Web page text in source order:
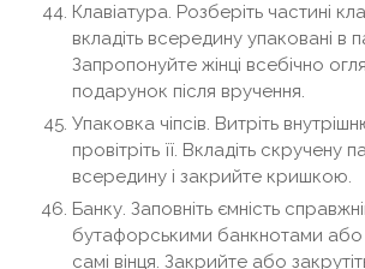
Клавіатура. Розберіть частині
вкладіть всередину упаковані в
Запропонуйте жінці всебічно
подарунок після вручення.
Упаковка чіпсів. Витріть
провітріть її. Вкладіть скручену
всередину і закрийте кришкою.
Банку. Заповніть ємність
бутафорськими банкнотами
самі вінця. Закрийте або